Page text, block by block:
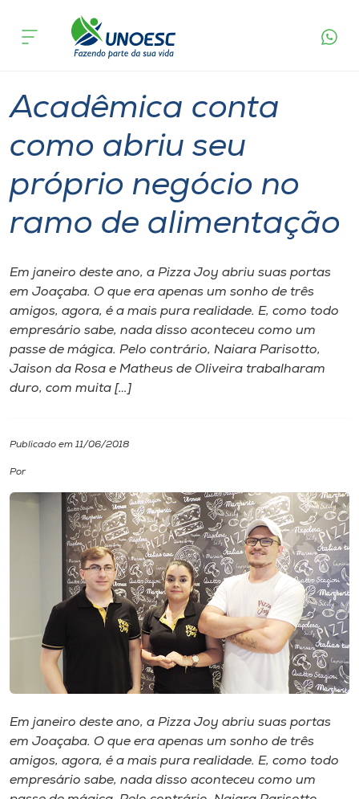
Cursos
Atendimento ao Estudante
Portal de Ensino
A
Unoesc
Internacionalização
I.nova
Diplomados
Cultura
Biblioteca
Editora
Rádio
Museu
Unoesc
acontece
Acadêmica conta
como abriu seu
próprio negócio no
ramo de alimentação
Em janeiro deste ano, a Pizza Joy abriu suas portas
em Joaçaba. O que era apenas um sonho de três
amigos, agora, é a mais pura realidade. E, como todo
empresário sabe, nada disso aconteceu como um
passe de mágica. Pelo contrário, Naiara Parisotto,
Jaison da Rosa e Matheus de Oliveira trabalharam
duro, com muita […]
Publicado em 11/06/2018
Por
Em janeiro deste ano, a Pizza Joy abriu suas portas
em Joaçaba. O que era apenas um sonho de três
amigos, agora, é a mais pura realidade. E, como todo
empresário sabe, nada disso aconteceu como um